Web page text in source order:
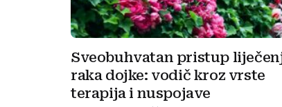
Sveobuhvatan pristup
raka dojke: vodič kroz vrste
terapija i nuspojave